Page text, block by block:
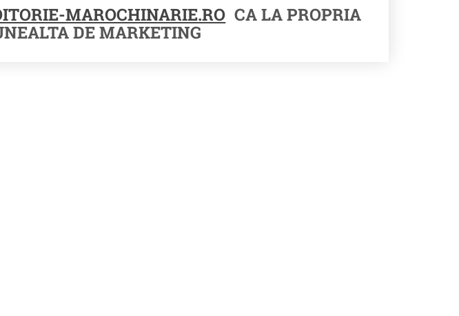
MAROCHINARIE.RO CA LA PROPRIA
DE MARKETING